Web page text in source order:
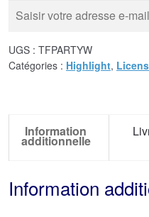
UGS : TFPARTYW
Catégories : Highlight,
Information
additionnelle
Information